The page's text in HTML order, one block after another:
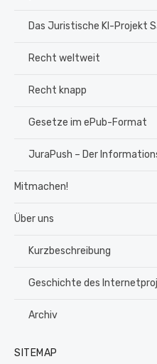
Das Juristische KI-Projekt
Recht weltweit
Recht knapp
Gesetze im ePub-Format
JuraPush – Der
Mitmachen!
Über uns
Kurzbeschreibung
Geschichte des
Archiv
SITEMAP